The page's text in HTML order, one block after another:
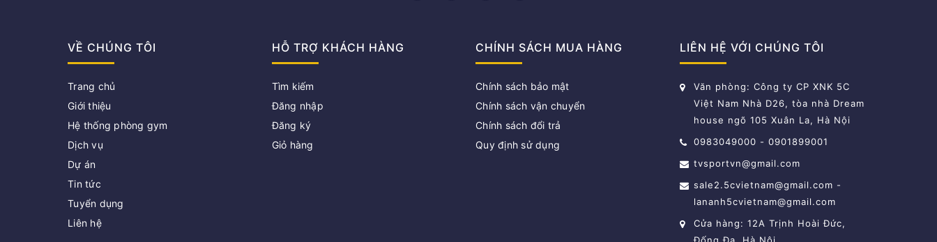
VỀ CHÚNG TÔI
Trang chủ
Giới thiệu
Hệ thống phòng gym
Dịch vụ
Dự án
Tin tức
Tuyển dụng
Liên hệ
HỖ TRỢ KHÁCH HÀNG
Tìm kiếm
Đăng nhập
Đăng ký
Giỏ hàng
CHÍNH SÁCH MUA HÀNG
Chính sách bảo mật
Chính sách vận chuyển
Chính sách đổi trả
Quy định sử dụng
LIÊN HỆ VỚI CHÚNG TÔI
Văn phòng: Công ty CP XNK 5C
Việt Nam Nhà D26, tòa nhà Dream
house ngõ 105 Xuân La, Hà Nội
0983049000 - 0901899001
tvsportvn@gmail.com
sale2.5cvietnam@gmail.com -
lananh5cvietnam@gmail.com
Cửa hàng: 12A Trịnh Hoài Đức,